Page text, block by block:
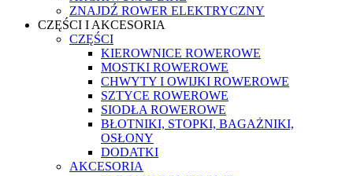
ZNAJDŹ ROWER ELEKTRYCZNY
CZĘŚCI I AKCESORIA
CZĘŚCI
KIEROWNICE ROWEROWE
MOSTKI ROWEROWE
CHWYTY I OWIJKI ROWEROWE
SZTYCE ROWEROWE
SIODŁA ROWEROWE
BŁOTNIKI, STOPKI, BAGAŻNIKI,
OSŁONY
DODATKI
AKCESORIA